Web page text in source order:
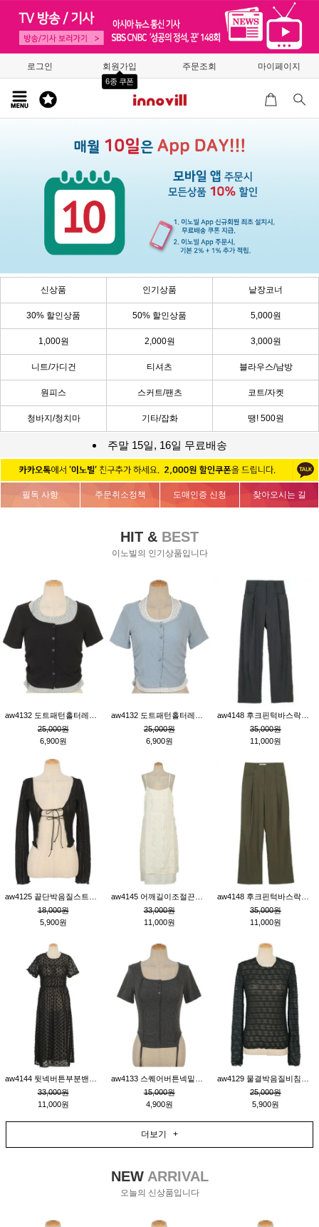
로그인 회원가입
6종 쿠폰
주문조회 마이페이지
신상품 인기상품 낱장코너
30% 할인상품 50% 할인상품 5,000원
1,000원 2,000원 3,000원
니트/가디건 티셔츠 블라우스/남방
원피스 스커트/팬츠 코트/자켓
청바지/청치마 기타/잡화 땡! 500원
주말 15일, 16일 무료배송
필독 사항 주문취소정책 도매인증 신청 찾아오시는 길
HIT & BEST
이노빌의 인기상품입니다
25,000원
6,900원
25,000원
6,900원
35,000원
11,000원
18,000원
5,900원
33,000원
11,000원
35,000원
11,000원
33,000원
11,000원
15,000원
4,900원
25,000원
5,900원
더보기 +
NEWARRIVAL
오늘의 신상품입니다